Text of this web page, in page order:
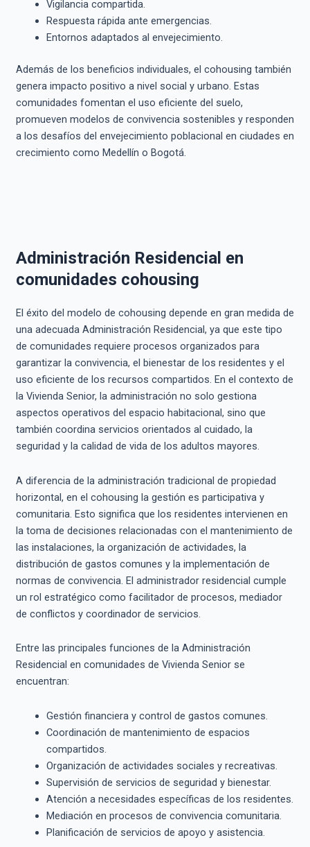
Vigilancia compartida.
Respuesta rápida ante emergencias.
Entornos adaptados al envejecimiento.
Además de los beneficios individuales, el cohousing también
genera impacto positivo a nivel social y urbano. Estas
comunidades fomentan el uso eficiente del suelo,
promueven modelos de convivencia sostenibles y responden
a los desafíos del envejecimiento poblacional en ciudades en
crecimiento como Medellín o Bogotá.
Administración Residencial en
comunidades cohousing
El éxito del modelo de cohousing depende en gran medida de
una adecuada Administración Residencial, ya que este tipo
de comunidades requiere procesos organizados para
garantizar la convivencia, el bienestar de los residentes y el
uso eficiente de los recursos compartidos. En el contexto de
la Vivienda Senior, la administración no solo gestiona
aspectos operativos del espacio habitacional, sino que
también coordina servicios orientados al cuidado, la
seguridad y la calidad de vida de los adultos mayores.
A diferencia de la administración tradicional de propiedad
horizontal, en el cohousing la gestión es participativa y
comunitaria. Esto significa que los residentes intervienen en
la toma de decisiones relacionadas con el mantenimiento de
las instalaciones, la organización de actividades, la
distribución de gastos comunes y la implementación de
normas de convivencia. El administrador residencial cumple
un rol estratégico como facilitador de procesos, mediador
de conflictos y coordinador de servicios.
Entre las principales funciones de la Administración
Residencial en comunidades de Vivienda Senior se
encuentran:
Gestión financiera y control de gastos comunes.
Coordinación de mantenimiento de espacios
compartidos.
Organización de actividades sociales y recreativas.
Supervisión de servicios de seguridad y bienestar.
Atención a necesidades específicas de los residentes.
Mediación en procesos de convivencia comunitaria.
Planificación de servicios de apoyo y asistencia.